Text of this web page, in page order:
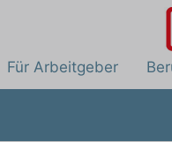
Für Arbeitgeber